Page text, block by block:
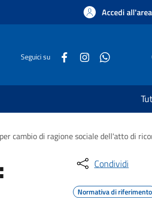
Accedi
Seguici su
cambio di ragione sociale dell'atto di
Condividi
Normativa di riferimento